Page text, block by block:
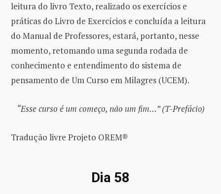
leitura do livro Texto, realizado os exercícios e
práticas do Livro de Exercícios e concluída a leitura
do Manual de Professores, estará, portanto, nesse
momento, retomando uma segunda rodada de
conhecimento e entendimento do sistema de
pensamento de Um Curso em Milagres (UCEM).
“Esse curso é um começo, não um fim…” (T-Prefácio)
Tradução livre Projeto OREM®
Dia 58